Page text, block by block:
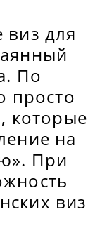
виз для
По
просто
которые
на
При
виз